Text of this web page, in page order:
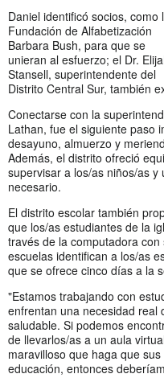
Daniel identificó socios, como
Fundación de Alfabetización
Barbara Bush, para que se
unieran al esfuerzo; el Dr.
Stansell, superintendente del
Distrito Central Sur, también
Conectarse con la
Lathan, fue el siguiente paso
desayuno, almuerzo y
Además, el distrito ofreció
supervisar a los/as niños/as
necesario.
El distrito escolar también
que los/as estudiantes de la
través de la computadora
escuelas identifican a los/as
que se ofrece cinco días a la
"Estamos trabajando con
enfrentan una necesidad real
saludable. Si podemos
de llevarlos/as a un aula
maravilloso que haga que
educación, entonces